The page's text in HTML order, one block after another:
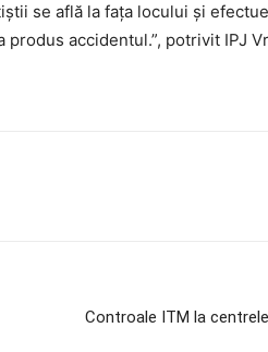
se află la fața locului și
accidentul.”, potrivit IPJ
Controale ITM la